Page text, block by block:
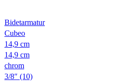
Bidetarmatur
Cubeo
14,9 cm
14,9 cm
chrom
3/8″ (10)